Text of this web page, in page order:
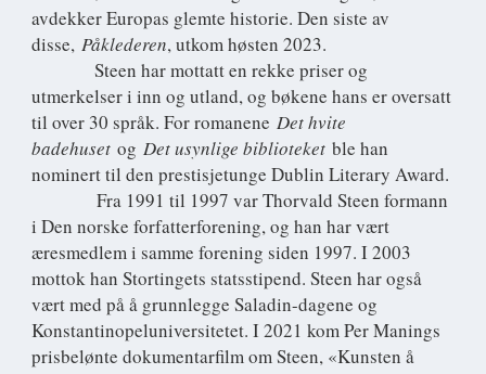
avdekker Europas glemte historie. Den siste av
disse, Påklederen, utkom høsten 2023.
Steen har mottatt en rekke priser og
utmerkelser i inn og utland, og bøkene hans er oversatt
til over 30 språk. For romanene Det hvite
badehuset og Det usynlige biblioteket ble han
nominert til den prestisjetunge Dublin Literary Award.
Fra 1991 til 1997 var Thorvald Steen formann
i Den norske forfatterforening, og han har vært
æresmedlem i samme forening siden 1997. I 2003
mottok han Stortingets statsstipend. Steen har også
vært med på å grunnlegge Saladin-dagene og
Konstantinopeluniversitetet. I 2021 kom Per Manings
prisbelønte dokumentarfilm om Steen, «Kunsten å